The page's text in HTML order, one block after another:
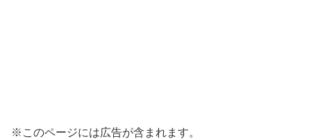
※このページには広告が含まれます。